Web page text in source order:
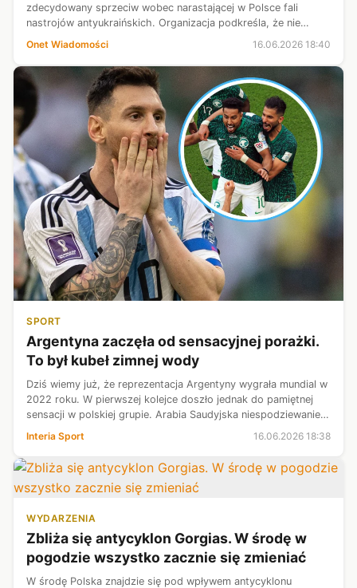
zdecydowany sprzeciw wobec narastającej w Polsce fali
nastrojów antyukraińskich. Organizacja podkreśla, że nie
akceptuje ani nie zamierza milczeć w obliczu kampanii
Onet Wiadomości 16.06.2026 18:40
SPORT
Argentyna zaczęła od sensacyjnej porażki.
To był kubeł zimnej wody
Dziś wiemy już, że reprezentacja Argentyny wygrała mundial w
2022 roku. W pierwszej kolejce doszło jednak do pamiętnej
sensacji w polskiej grupie. Arabia Saudyjska niespodziewanie
jeszcze na...
Interia Sport 16.06.2026 18:38
WYDARZENIA
Zbliża się antycyklon Gorgias. W środę w
pogodzie wszystko zacznie się zmieniać
W środę Polska znajdzie się pod wpływem antycyklonu